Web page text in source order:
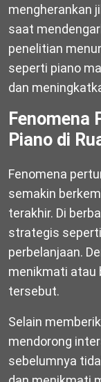
mengherankan
saat
penelitian
seperti piano
dan
Fenomena
Piano di
Fenomena
semakin
terakhir. Di
strategis
perbelanjaan.
menikmati atau
tersebut.
Selain
mendorong
sebelumnya